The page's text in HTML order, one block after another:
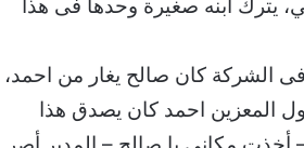
يترك ابنه صغيرة وحدها فى هذا
الشركة كان صالح يغار من احمد،
المعزين احمد كان يصدق هذا